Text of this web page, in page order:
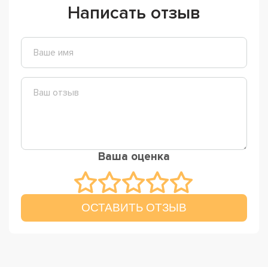
Написать отзыв
Ваша оценка
ОСТАВИТЬ ОТЗЫВ